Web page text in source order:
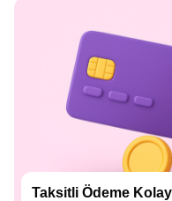
Taksitli Ödeme